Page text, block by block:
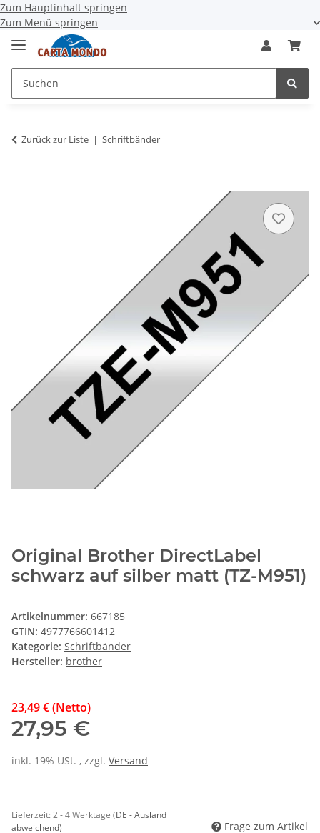
Zum Hauptinhalt springen
Zum Menü springen
Zurück zur Liste Schriftbänder
Original Brother DirectLabel
schwarz auf silber matt (TZ-M951)
Artikelnummer: 667185
GTIN: 4977766601412
Kategorie: Schriftbänder
Hersteller: brother
23,49 € (Netto)
27,95 €
inkl. 19% USt. , zzgl. Versand
Lieferzeit:2 - 4 Werktage (DE - Ausland
abweichend)
Frage zum Artikel